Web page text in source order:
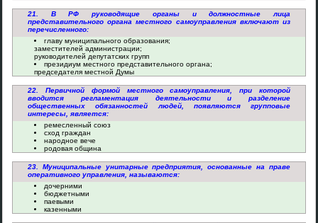
21. В РФ руководящие органы и должностные лица
представительного органа местного самоуправления включают из
перечисленного:
главу муниципального образования;
заместителей администрации;
руководителей депутатских групп
президиум местного представительного органа;
председателя местной Думы
22. Первичной формой местного самоуправления, при которой
вводится регламентация деятельности и разделение
общественных обязанностей людей, появляются групповые
интересы, является:
ремесленный союз
сход граждан
народное вече
родовая община
23. Муниципальные унитарные предприятия, основанные на праве
оперативного управления, называются:
дочерними
бюджетными
паевыми
казенными